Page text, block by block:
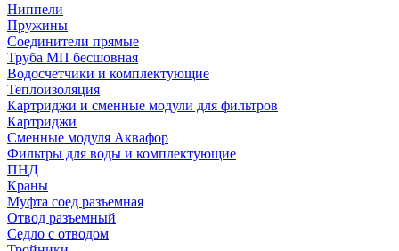
Ниппели
Пружины
Соединители прямые
Труба МП бесшовная
Водосчетчики и комплектующие
Теплоизоляция
Картриджи и сменные модули для фильтров
Картриджи
Сменные модуля Аквафор
Фильтры для воды и комплектующие
ПНД
Краны
Муфта соед разъемная
Отвод разъемный
Седло с отводом